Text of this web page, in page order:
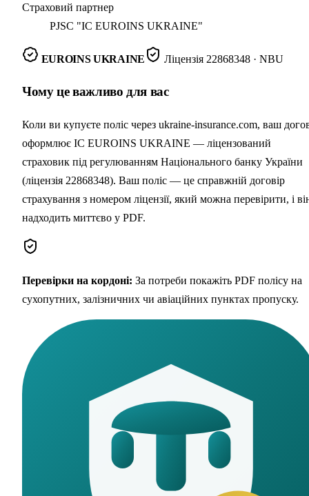
Страховий партнер
PJSC "IC EUROINS UKRAINE"
EUROINS UKRAINE Ліцензія 22868348· NBU
Чому це важливо для вас
Коли ви купуєте поліс через ukraine-insurance.com, ваш
оформлює IC EUROINS UKRAINE — ліцензований
страховик під регулюванням Національного банку України
(ліцензія 22868348). Ваш поліс — це справжній договір
страхування з номером ліцензії, який можна перевірити, і
надходить миттєво у PDF.
Перевірки на кордоні: За потреби покажіть PDF полісу на
сухопутних, залізничних чи авіаційних пунктах пропуску.